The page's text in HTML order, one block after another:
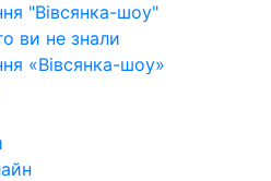
"Вівсянка-шоу"
ви не знали
«Вівсянка-шоу»